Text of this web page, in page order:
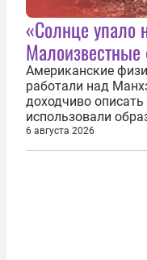
«Солнце упало
Американские
работали над
доходчиво
использовали
тысячи солнц
японских городов
6 августа 2026